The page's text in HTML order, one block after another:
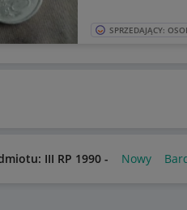
SPRZEDAJĄCY:
III RP 1990 - Nowy